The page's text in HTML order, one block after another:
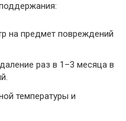
на предмет повреждений
раз в 1–3 месяца в
температуры и